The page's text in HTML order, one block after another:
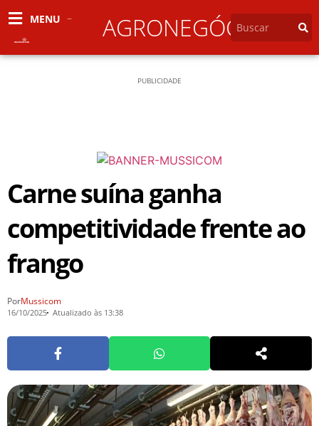
MENU AGRONEGÓCIO
PUBLICIDADE
Carne suína ganha
competitividade frente ao
frango
PorMussicom
16/10/2025 Atualizado às 13:38